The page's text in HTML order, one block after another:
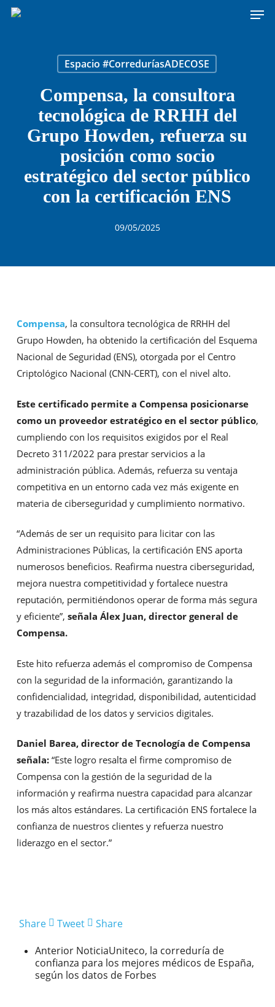
Skip
Espacio #CorreduríasADECOSE
Compensa, la consultora
tecnológica de RRHH del
Grupo Howden, refuerza su
posición como socio
estratégico del sector público
con la certificación ENS
09/05/2025
Compensa, la consultora tecnológica de RRHH del
Grupo Howden, ha obtenido la certificación del Esquema
Nacional de Seguridad (ENS), otorgada por el Centro
Criptológico Nacional (CNN-CERT), con el nivel alto.
Este certificado permite a Compensa posicionarse
como un proveedor estratégico en el sector público,
cumpliendo con los requisitos exigidos por el Real
Decreto 311/2022 para prestar servicios a la
administración pública. Además, refuerza su ventaja
competitiva en un entorno cada vez más exigente en
materia de ciberseguridad y cumplimiento normativo.
“Además de ser un requisito para licitar con las
Administraciones Públicas, la certificación ENS aporta
numerosos beneficios. Reafirma nuestra ciberseguridad,
mejora nuestra competitividad y fortalece nuestra
reputación, permitiéndonos operar de forma más segura
y eficiente”, señala Álex Juan, director general de
Compensa.
Este hito refuerza además el compromiso de Compensa
con la seguridad de la información, garantizando la
confidencialidad, integridad, disponibilidad, autenticidad
y trazabilidad de los datos y servicios digitales.
Daniel Barea, director de Tecnología de Compensa
señala:“Este logro resalta el firme compromiso de
Compensa con la gestión de la seguridad de la
información y reafirma nuestra capacidad para alcanzar
los más altos estándares. La certificación ENS fortalece la
confianza de nuestros clientes y refuerza nuestro
liderazgo en el sector.”
Share Tweet
Share
Anterior NoticiaUniteco, la correduría de
confianza para los mejores médicos de España,
según los datos de Forbes